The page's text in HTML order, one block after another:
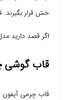
خش قرار
اگر قصد دارید
قاب گوشی چرم آیفون 7